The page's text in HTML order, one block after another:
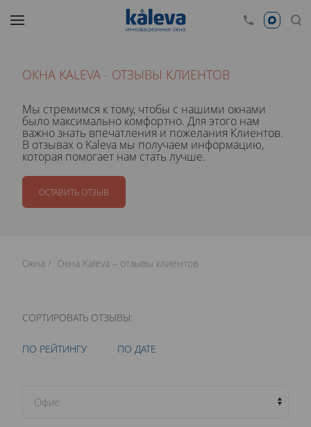
ОКНА KALEVA - ОТЗЫВЫ КЛИЕНТОВ
Мы стремимся к тому, чтобы с нашими окнами
было максимально комфортно. Для этого нам
важно знать впечатления и пожелания Клиентов.
В отзывах о Kaleva мы получаем информацию,
которая помогает нам стать лучше.
ОСТАВИТЬ ОТЗЫВ
Окна Окна Kaleva – отзывы клиентов
СОРТИРОВАТЬ ОТЗЫВЫ:
ПО РЕЙТИНГУ ПО ДАТЕ